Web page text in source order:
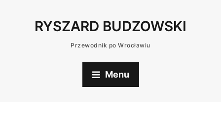
RYSZARD BUDZOWSKI
Przewodnik po Wrocławiu
Menu